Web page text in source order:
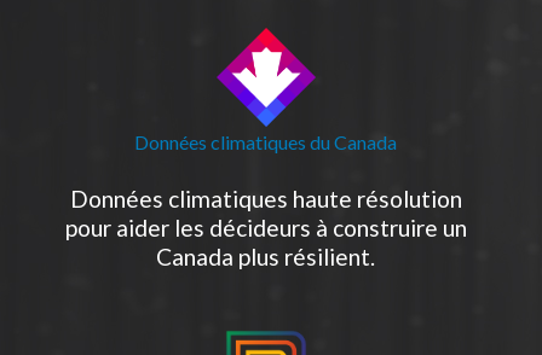
Données climatiques du Canada
Données climatiques haute résolution
pour aider les décideurs à construire un
Canada plus résilient.